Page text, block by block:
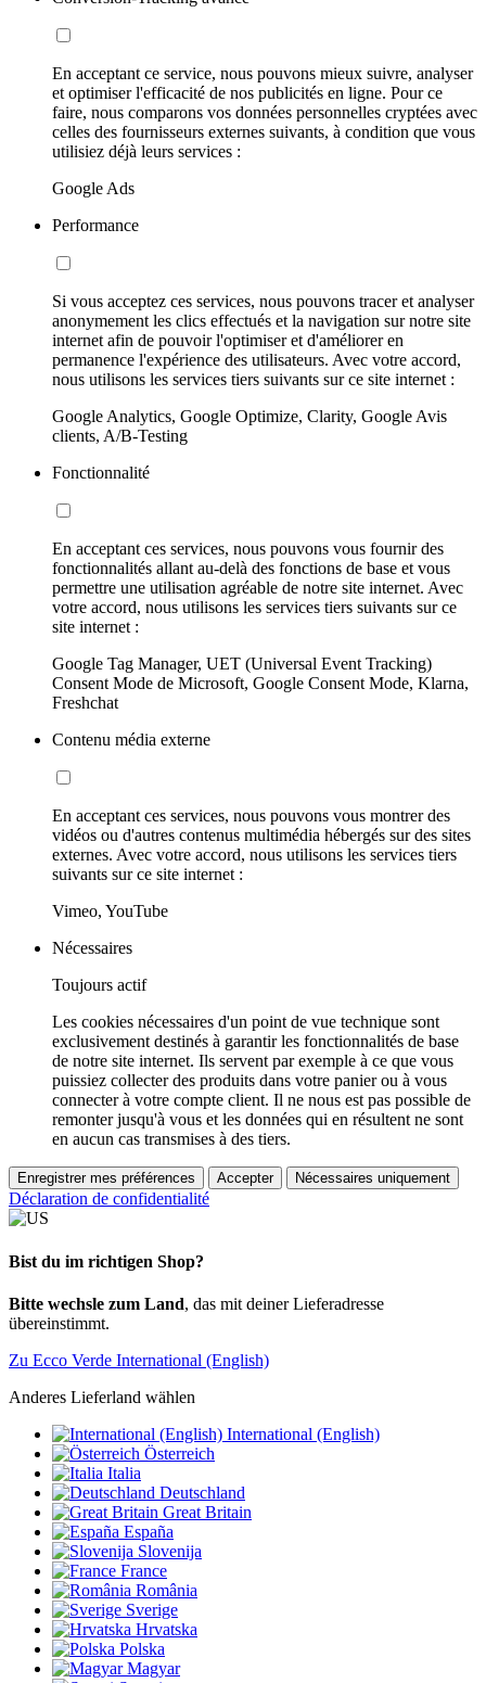
En acceptant ce service, nous pouvons mieux suivre, analyser
et optimiser l'efficacité de nos publicités en ligne. Pour ce
faire, nous comparons vos données personnelles cryptées avec
celles des fournisseurs externes suivants, à condition que vous
utilisiez déjà leurs services :
Google Ads
Performance
Si vous acceptez ces services, nous pouvons tracer et analyser
anonymement les clics effectués et la navigation sur notre site
internet afin de pouvoir l'optimiser et d'améliorer en
permanence l'expérience des utilisateurs. Avec votre accord,
nous utilisons les services tiers suivants sur ce site internet :
Google Analytics, Google Optimize, Clarity, Google Avis
clients, A/B-Testing
Fonctionnalité
En acceptant ces services, nous pouvons vous fournir des
fonctionnalités allant au-delà des fonctions de base et vous
permettre une utilisation agréable de notre site internet. Avec
votre accord, nous utilisons les services tiers suivants sur ce
site internet :
Google Tag Manager, UET (Universal Event Tracking)
Consent Mode de Microsoft, Google Consent Mode, Klarna,
Freshchat
Contenu média externe
En acceptant ces services, nous pouvons vous montrer des
vidéos ou d'autres contenus multimédia hébergés sur des sites
externes. Avec votre accord, nous utilisons les services tiers
suivants sur ce site internet :
Vimeo, YouTube
Nécessaires
Toujours actif
Les cookies nécessaires d'un point de vue technique sont
exclusivement destinés à garantir les fonctionnalités de base
de notre site internet. Ils servent par exemple à ce que vous
puissiez collecter des produits dans votre panier ou à vous
connecter à votre compte client. Il ne nous est pas possible de
remonter jusqu'à vous et les données qui en résultent ne sont
en aucun cas transmises à des tiers.
Enregistrer mes préférences Accepter Nécessaires uniquement
Déclaration de confidentialité
Bist du im richtigen Shop?
Bitte wechsle zum Land, das mit deiner Lieferadresse
übereinstimmt.
Zu Ecco Verde International (English)
Anderes Lieferland wählen
International (English)
Österreich
Italia
Deutschland
Great Britain
España
Slovenija
France
România
Sverige
Hrvatska
Polska
Magyar